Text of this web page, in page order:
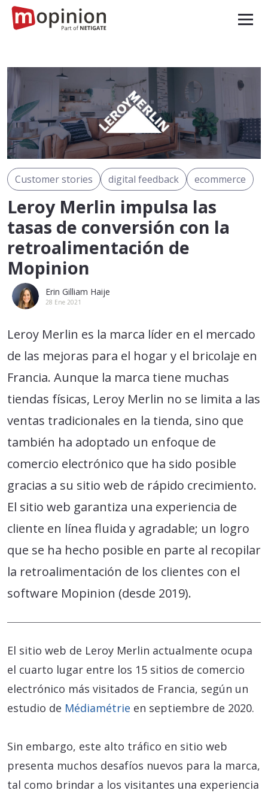
Customer stories digital feedback ecommerce
Leroy Merlin impulsa las
tasas de conversión con la
retroalimentación de
Mopinion
Erin Gilliam Haije
28 Ene 2021
Leroy Merlin es la marca líder en el mercado
de las mejoras para el hogar y el bricolaje en
Francia. Aunque la marca tiene muchas
tiendas físicas, Leroy Merlin no se limita a las
ventas tradicionales en la tienda, sino que
también ha adoptado un enfoque de
comercio electrónico que ha sido posible
gracias a su sitio web de rápido crecimiento.
El sitio web garantiza una experiencia de
cliente en línea fluida y agradable; un logro
que se ha hecho posible en parte al recopilar
la retroalimentación de los clientes con el
software Mopinion (desde 2019).
El sitio web de Leroy Merlin actualmente ocupa
el cuarto lugar entre los 15 sitios de comercio
electrónico más visitados de Francia, según un
estudio de Médiamétrie en septiembre de 2020.
Sin embargo, este alto tráfico en sitio web
presenta muchos desafíos nuevos para la marca,
tal como brindar a los visitantes una experiencia